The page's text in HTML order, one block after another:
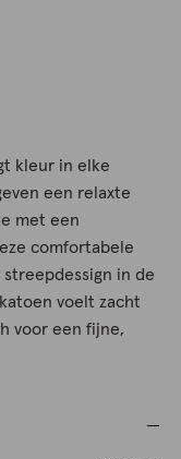
kleur in elke
een relaxte
met een
comfortabele
in de
voelt zacht
voor een fijne,